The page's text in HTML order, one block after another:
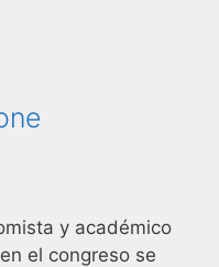
y académico
el congreso se